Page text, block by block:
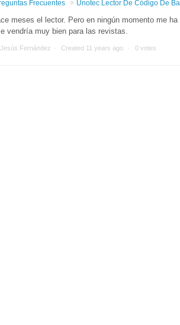
Frecuentes Unotec Lector De Código De
meses el lector. Pero en ningún momento me
vendría muy bien para las revistas.
Jesús Fernández Created 11 years ago 0 votes